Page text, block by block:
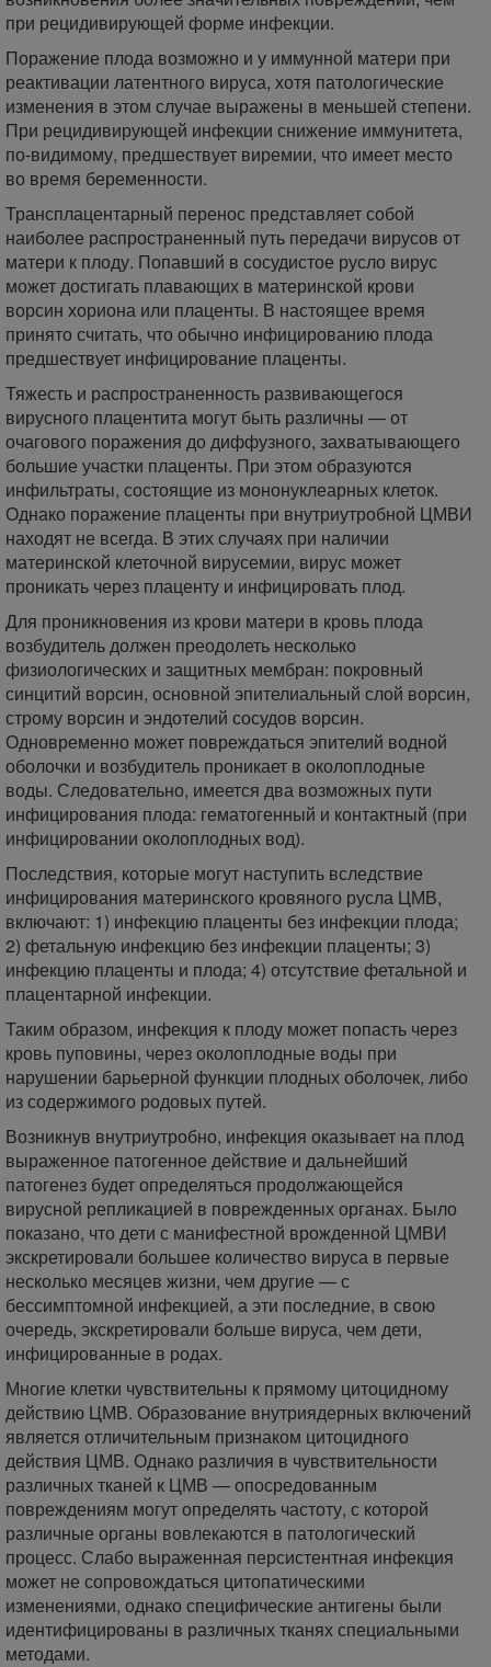
при рецидивирующей форме инфекции.
Поражение плода возможно и у иммунной матери при
реактивации латентного вируса, хотя патологические
изменения в этом случае выражены в меньшей степени.
При рецидивирующей инфекции снижение иммунитета,
по-видимому, предшествует виремии, что имеет место
во время беременности.
Трансплацентарный перенос представляет собой
наиболее распространенный путь передачи вирусов от
матери к плоду. Попавший в сосудистое русло вирус
может достигать плавающих в материнской крови
ворсин хориона или плаценты. В настоящее время
принято считать, что обычно инфицированию плода
предшествует инфицирование плаценты.
Тяжесть и распространенность развивающегося
вирусного плацентита могут быть различны — от
очагового поражения до диффузного, захватывающего
большие участки плаценты. При этом образуются
инфильтраты, состоящие из мононуклеарных клеток.
Однако поражение плаценты при внутриутробной ЦМВИ
находят не всегда. В этих случаях при наличии
материнской клеточной вирусемии, вирус может
проникать через плаценту и инфицировать плод.
Для проникновения из крови матери в кровь плода
возбудитель должен преодолеть несколько
физиологических и защитных мембран: покровный
синцитий ворсин, основной эпителиальный слой ворсин,
строму ворсин и эндотелий сосудов ворсин.
Одновременно может повреждаться эпителий водной
оболочки и возбудитель проникает в околоплодные
воды. Следовательно, имеется два возможных пути
инфицирования плода: гематогенный и контактный (при
инфицировании околоплодных вод).
Последствия, которые могут наступить вследствие
инфицирования материнского кровяного русла ЦМВ,
включают: 1) инфекцию плаценты без инфекции плода;
2) фетальную инфекцию без инфекции плаценты; 3)
инфекцию плаценты и плода; 4) отсутствие фетальной и
плацентарной инфекции.
Таким образом, инфекция к плоду может попасть через
кровь пуповины, через околоплодные воды при
нарушении барьерной функции плодных оболочек, либо
из содержимого родовых путей.
Возникнув внутриутробно, инфекция оказывает на плод
выраженное патогенное действие и дальнейший
патогенез будет определяться продолжающейся
вирусной репликацией в поврежденных органах. Было
показано, что дети с манифестной врожденной ЦМВИ
экскретировали большее количество вируса в первые
несколько месяцев жизни, чем другие — с
бессимптомной инфекцией, а эти последние, в свою
очередь, экскретировали больше вируса, чем дети,
инфицированные в родах.
Многие клетки чувствительны к прямому цитоцидному
действию ЦМВ. Образование внутриядерных включений
является отличительным признаком цитоцидного
действия ЦМВ. Однако различия в чувствительности
различных тканей к ЦМВ — опосредованным
повреждениям могут определять частоту, с которой
различные органы вовлекаются в патологический
процесс. Слабо выраженная персистентная инфекция
может не сопровождаться цитопатическими
изменениями, однако специфические антигены были
идентифицированы в различных тканях специальными
методами.